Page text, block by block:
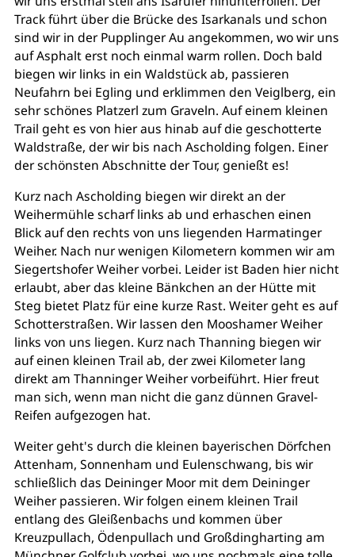
Track führt über die Brücke des Isarkanals und schon
sind wir in der Pupplinger Au angekommen, wo wir uns
auf Asphalt erst noch einmal warm rollen. Doch bald
biegen wir links in ein Waldstück ab, passieren
Neufahrn bei Egling und erklimmen den Veiglberg, ein
sehr schönes Platzerl zum Graveln. Auf einem kleinen
Trail geht es von hier aus hinab auf die geschotterte
Waldstraße, der wir bis nach Ascholding folgen. Einer
der schönsten Abschnitte der Tour, genießt es!
Kurz nach Ascholding biegen wir direkt an der
Weihermühle scharf links ab und erhaschen einen
Blick auf den rechts von uns liegenden Harmatinger
Weiher. Nach nur wenigen Kilometern kommen wir am
Siegertshofer Weiher vorbei. Leider ist Baden hier nicht
erlaubt, aber das kleine Bänkchen an der Hütte mit
Steg bietet Platz für eine kurze Rast. Weiter geht es auf
Schotterstraßen. Wir lassen den Mooshamer Weiher
links von uns liegen. Kurz nach Thanning biegen wir
auf einen kleinen Trail ab, der zwei Kilometer lang
direkt am Thanninger Weiher vorbeiführt. Hier freut
man sich, wenn man nicht die ganz dünnen Gravel-
Reifen aufgezogen hat.
Weiter geht's durch die kleinen bayerischen Dörfchen
Attenham, Sonnenham und Eulenschwang, bis wir
schließlich das Deininger Moor mit dem Deininger
Weiher passieren. Wir folgen einem kleinen Trail
entlang des Gleißenbachs und kommen über
Kreuzpullach, Ödenpullach und Großdingharting am